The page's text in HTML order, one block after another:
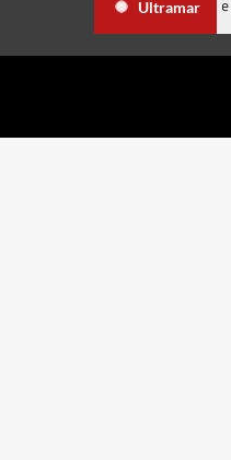
Ultramar
Luis